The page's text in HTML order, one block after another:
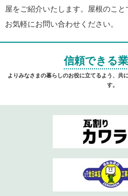
屋をご紹介いたします。屋根のこ
お気軽にお問い合わせください。
信頼できる
よりみなさまの暮らしのお役に立てるよう、共
す。